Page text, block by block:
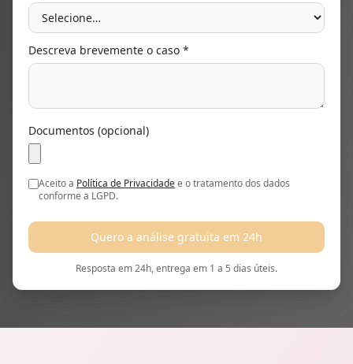
Descreva brevemente o caso *
Documentos (opcional)
Aceito a Política de Privacidadee o tratamento dos dados
conforme a LGPD.
Quero a análise gratuita em 24h
Resposta em 24h, entrega em 1 a 5 dias úteis.